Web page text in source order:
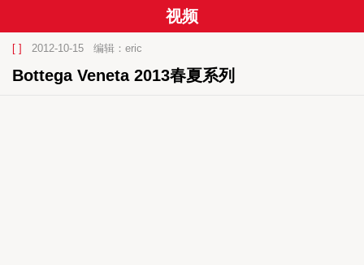
视频
[ ] 2012-10-15 编辑：eric
Bottega Veneta 2013春夏系列